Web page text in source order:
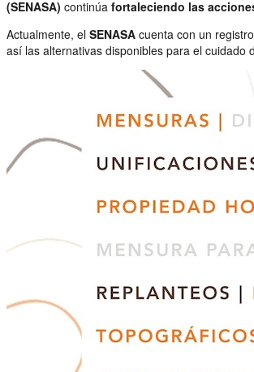
(SENASA) continúa fortaleciendo las
Actualmente, el SENASA cuenta con un
así las alternativas disponibles para el cuidado